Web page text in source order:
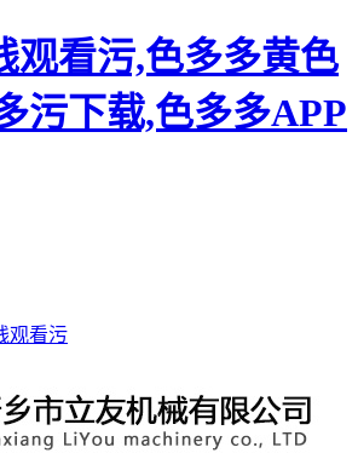
观看污,色多多黄色
污下载,色多多APP
观看污